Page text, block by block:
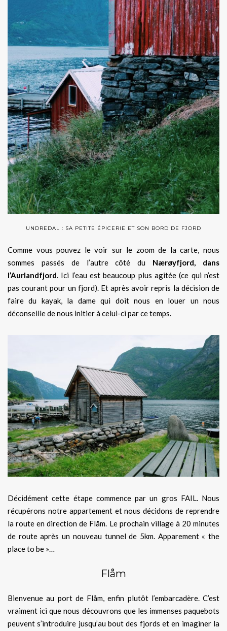
UNDREDAL : SA PETITE ÉPICERIE ET SON BORD DE FJORD
Comme vous pouvez le voir sur le zoom de la carte, nous
sommes passés de l’autre côté du Nærøyfjord, dans
l’Aurlandfjord. Ici l’eau est beaucoup plus agitée (ce qui n’est
pas courant pour un fjord). Et après avoir repris la décision de
faire du kayak, la dame qui doit nous en louer un nous
déconseille de nous initier à celui-ci par ce temps.
Décidément cette étape commence par un gros FAIL. Nous
récupérons notre appartement et nous décidons de reprendre
la route en direction de Flåm. Le prochain village à 20 minutes
de route après un nouveau tunnel de 5km. Apparement « the
place to be »…
Flåm
Bienvenue au port de Flåm, enfin plutôt l’embarcadère. C’est
vraiment ici que nous découvrons que les immenses paquebots
peuvent s’introduire jusqu’au bout des fjords et en imaginer la